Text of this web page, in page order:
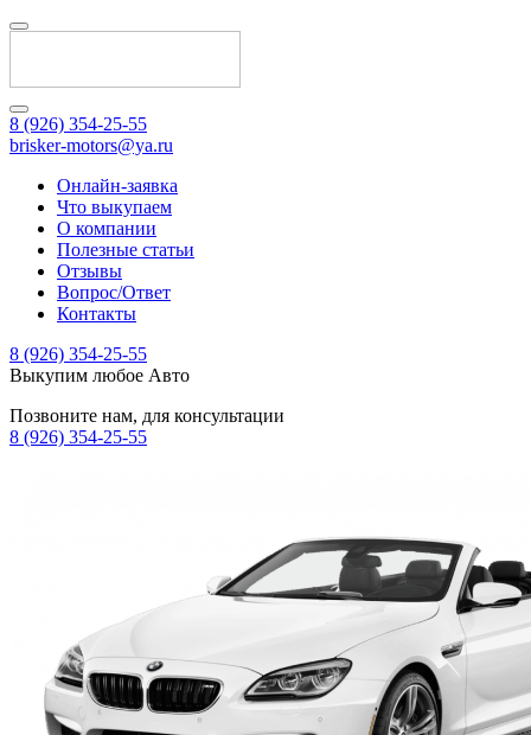
8 (926) 354-25-55
brisker-motors@ya.ru
Онлайн-заявка
Что выкупаем
О компании
Полезные статьи
Отзывы
Вопрос/Ответ
Контакты
8 (926) 354-25-55
Выкупим любое Авто
Позвоните нам, для консультации
8 (926) 354-25-55